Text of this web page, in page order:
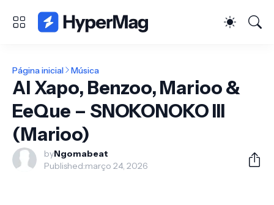
Página inicial Música
Al Xapo, Benzoo, Marioo &
EeQue – SNOKONOKO III
(Marioo)
byNgomabeat
Published:março 24, 2026